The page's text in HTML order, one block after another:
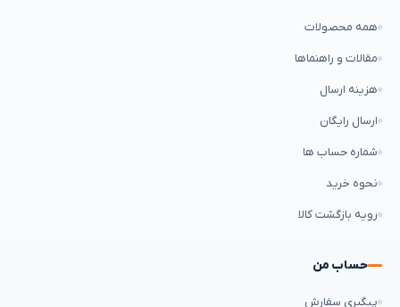
همه محصولات
مقالات و راهنماها
هزینه ارسال
ارسال رایگان
شماره حساب ها
نحوه خرید
رویه بازگشت کالا
حساب من
پیگیری سفارش